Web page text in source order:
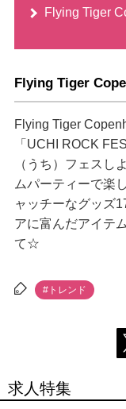
Flying Tiger
Flying Tiger
Flying Tiger
「UCHI ROCK
（うち）フェスし
ムパーティーで楽
ャッチーなグッズ
アに富んだアイテ
て☆
#トレンド
求人特集